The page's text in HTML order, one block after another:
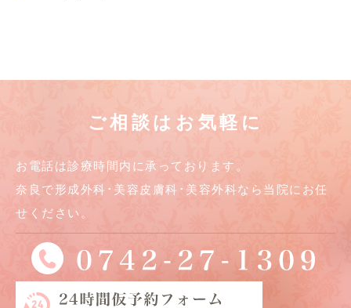
ご相談はお気軽に
お電話は診療時間内に承っております。
奈良で形成外科･美容皮膚科･美容外科なら当院にお任
せください。